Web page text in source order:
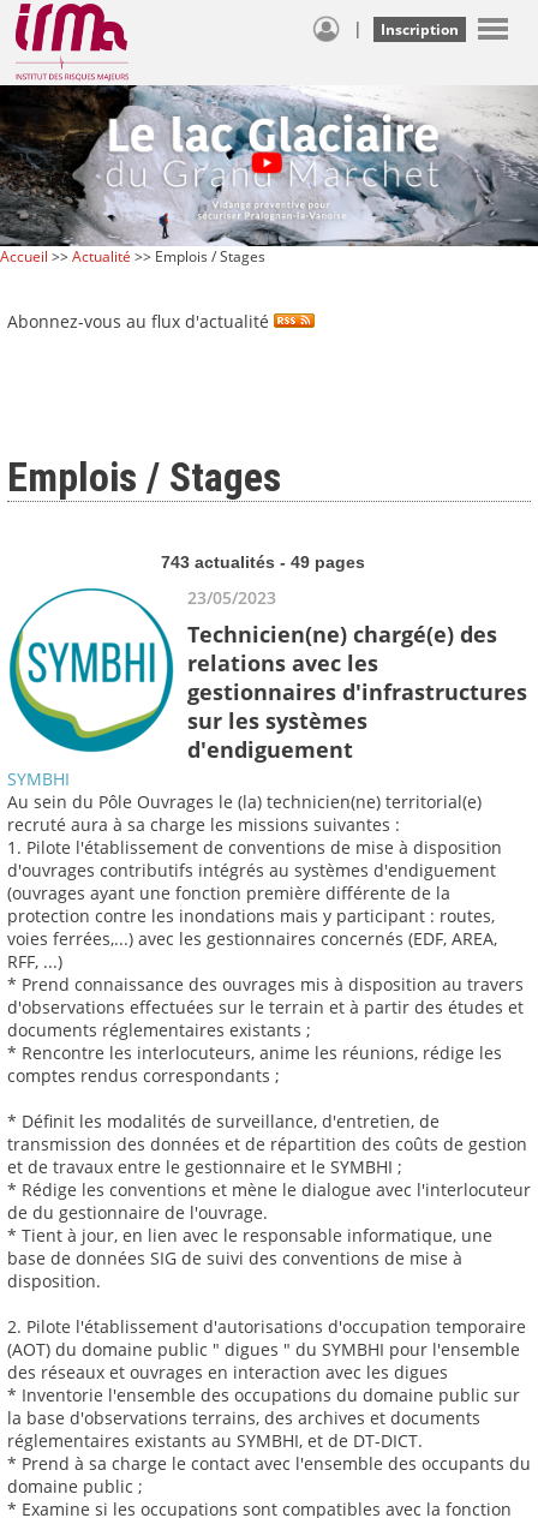
| Inscription
Accueil >>Actualité >> Emplois / Stages
Abonnez-vous au flux d'actualité
Emplois / Stages
743 actualités - 49 pages
23/05/2023
Technicien(ne) chargé(e) des
relations avec les
gestionnaires d'infrastructures
sur les systèmes
d'endiguement
SYMBHI
Au sein du Pôle Ouvrages le (la) technicien(ne) territorial(e)
recruté aura à sa charge les missions suivantes :
1. Pilote l'établissement de conventions de mise à disposition
d'ouvrages contributifs intégrés au systèmes d'endiguement
(ouvrages ayant une fonction première différente de la
protection contre les inondations mais y participant : routes,
voies ferrées,...) avec les gestionnaires concernés (EDF, AREA,
RFF, ...)
* Prend connaissance des ouvrages mis à disposition au travers
d'observations effectuées sur le terrain et à partir des études et
documents réglementaires existants ;
* Rencontre les interlocuteurs, anime les réunions, rédige les
comptes rendus correspondants ;
* Définit les modalités de surveillance, d'entretien, de
transmission des données et de répartition des coûts de gestion
et de travaux entre le gestionnaire et le SYMBHI ;
* Rédige les conventions et mène le dialogue avec l'interlocuteur
de du gestionnaire de l'ouvrage.
* Tient à jour, en lien avec le responsable informatique, une
base de données SIG de suivi des conventions de mise à
disposition.
2. Pilote l'établissement d'autorisations d'occupation temporaire
(AOT) du domaine public " digues " du SYMBHI pour l'ensemble
des réseaux et ouvrages en interaction avec les digues
* Inventorie l'ensemble des occupations du domaine public sur
la base d'observations terrains, des archives et documents
réglementaires existants au SYMBHI, et de DT-DICT.
* Prend à sa charge le contact avec l'ensemble des occupants du
domaine public ;
* Examine si les occupations sont compatibles avec la fonction